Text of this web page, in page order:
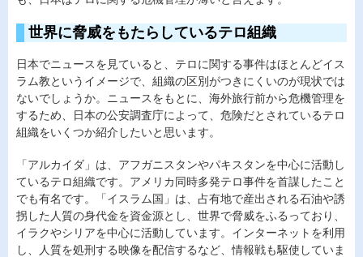
世界に脅威をもたらしているテロ組織
日本でニュースを見ていると、テロに関する事件はほとんどイス
ラム教というイメージで、組織の区別がつきにくいのが現状では
ないでしょうか。ニュースをもとに、海外旅行前から危機管理を
するため、日本の公安調査庁によって、危険だとされているテロ
組織をいくつか紹介したいと思います。
「アルカイダ」は、アフガニスタンやパキスタンを中心に活動し
ているテロ組織です。アメリカ同時多発テロ事件を首謀したこと
でも有名です。「イスラム国」は、占有地で産出される石油や誘
拐した人質の身代金を資金源とし、世界で脅威をふるっており、
イラクやシリアを中心に活動しています。インターネットを利用
し、人質を処刑する映像を配信するなど、情報戦も駆使していま